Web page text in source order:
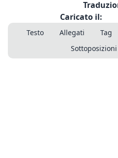
Caricato il:
Testo Allegati Tag
Sottoposizioni